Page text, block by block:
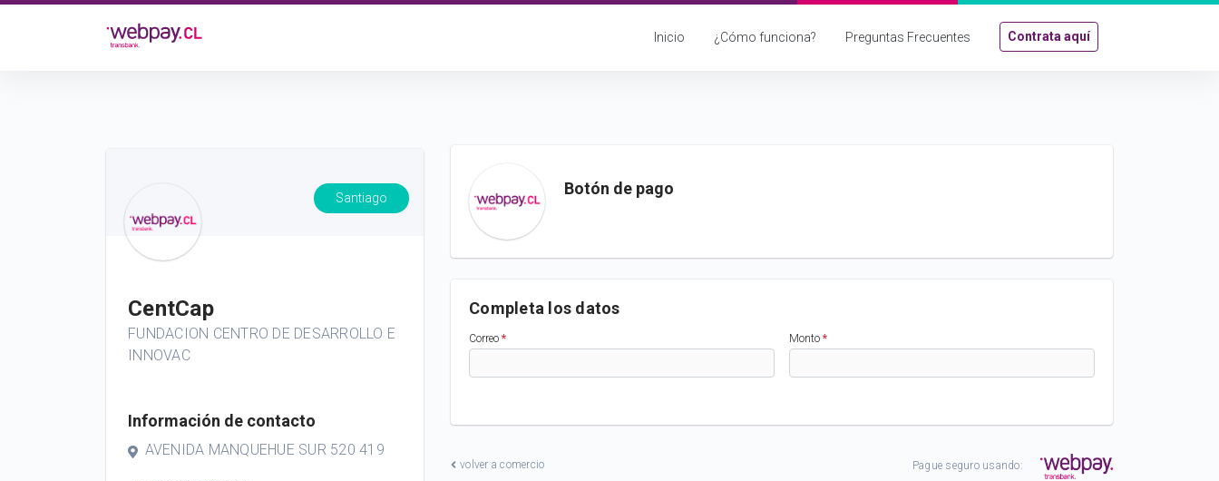
Inicio ¿Cómo funciona? Preguntas Frecuentes Contrata aquí
Santiago
CentCap
FUNDACION CENTRO DE DESARROLLO E
INNOVAC
Información de contacto
AVENIDA MANQUEHUE SUR 520 419
Botón de pago
Completa los datos
Correo * Monto *
volver a comercio Pague seguro usando: